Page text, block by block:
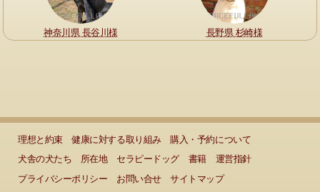
神奈川県 長谷川様 長野県 杉崎様
理想と約束 健康に対する取り組み
購入・予約について
犬舎の犬たち
所在地 セラピードッグ 書籍
運営指針
プライバシーポリシー
お問い合せ サイトマップ